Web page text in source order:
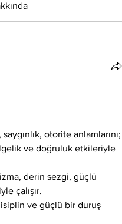
otorite anlamlarını;
ve doğruluk etkileriyle
derin sezgi, güçlü
çalışır.
ve güçlü bir duruş